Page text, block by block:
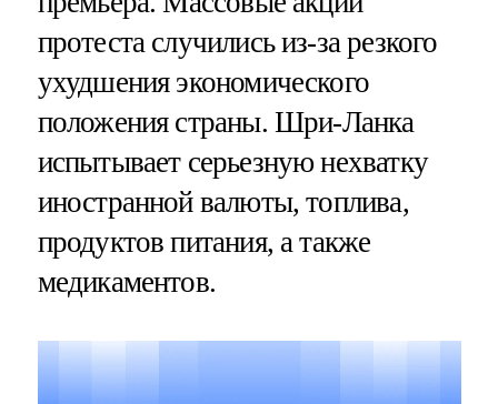
протеста случились из-за резкого
ухудшения экономического
положения страны. Шри-Ланка
испытывает серьезную нехватку
иностранной валюты, топлива,
продуктов питания, а также
медикаментов.